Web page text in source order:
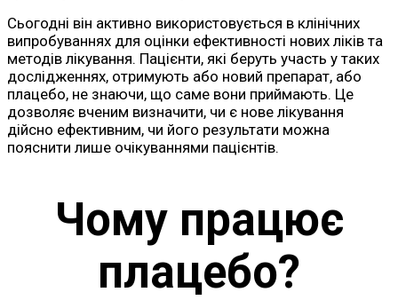
Сьогодні він активно використовується в клінічних
випробуваннях для оцінки ефективності нових ліків та
методів лікування. Пацієнти, які беруть участь у таких
дослідженнях, отримують або новий препарат, або
плацебо, не знаючи, що саме вони приймають. Це
дозволяє вченим визначити, чи є нове лікування
дійсно ефективним, чи його результати можна
пояснити лише очікуваннями пацієнтів.
Чому працює
плацебо?